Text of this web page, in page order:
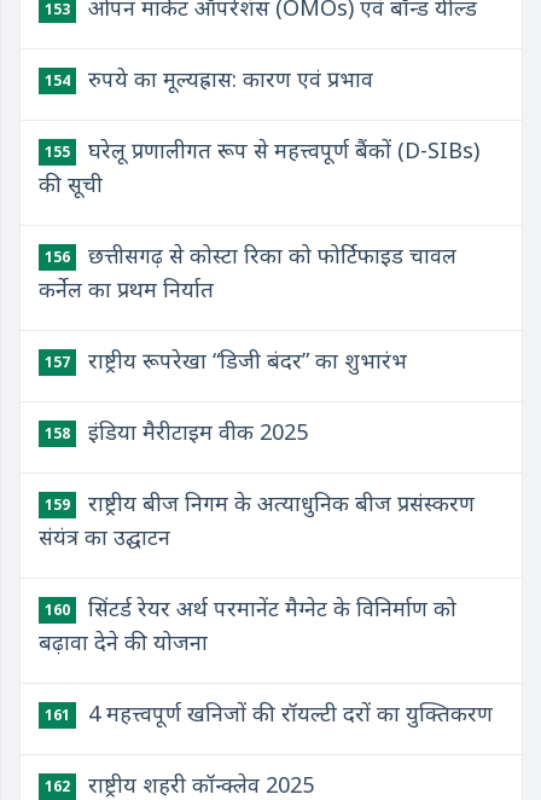
153 ओपन मार्केट ऑपरेशंस (OMOs) एवं बॉन्ड यील्ड
154 रुपये का मूल्यह्रास: कारण एवं प्रभाव
155
घरेलू प्रणालीगत रूप से महत्त्वपूर्ण बैंकों (D-SIBs)
की सूची
156
छत्तीसगढ़ से कोस्टा रिका को फोर्टिफाइड चावल
कर्नेल का प्रथम निर्यात
157 राष्ट्रीय रूपरेखा “डिजी बंदर” का शुभारंभ
158 इंडिया मैरीटाइम वीक 2025
159
राष्ट्रीय बीज निगम के अत्याधुनिक बीज प्रसंस्करण
संयंत्र का उद्घाटन
160
सिंटर्ड रेयर अर्थ परमानेंट मैग्नेट के विनिर्माण को
बढ़ावा देने की योजना
161 4 महत्त्वपूर्ण खनिजों की रॉयल्टी दरों का युक्तिकरण
162 राष्ट्रीय शहरी कॉन्क्लेव 2025